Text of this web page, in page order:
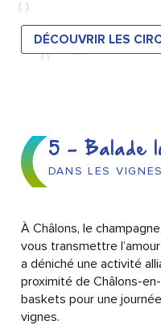
DÉCOUVRIR LES
5 - Balade
DANS LES VIGNES
À Châlons, le
vous transmettre
a déniché une activité
proximité de Châlons-
baskets pour une
vignes.